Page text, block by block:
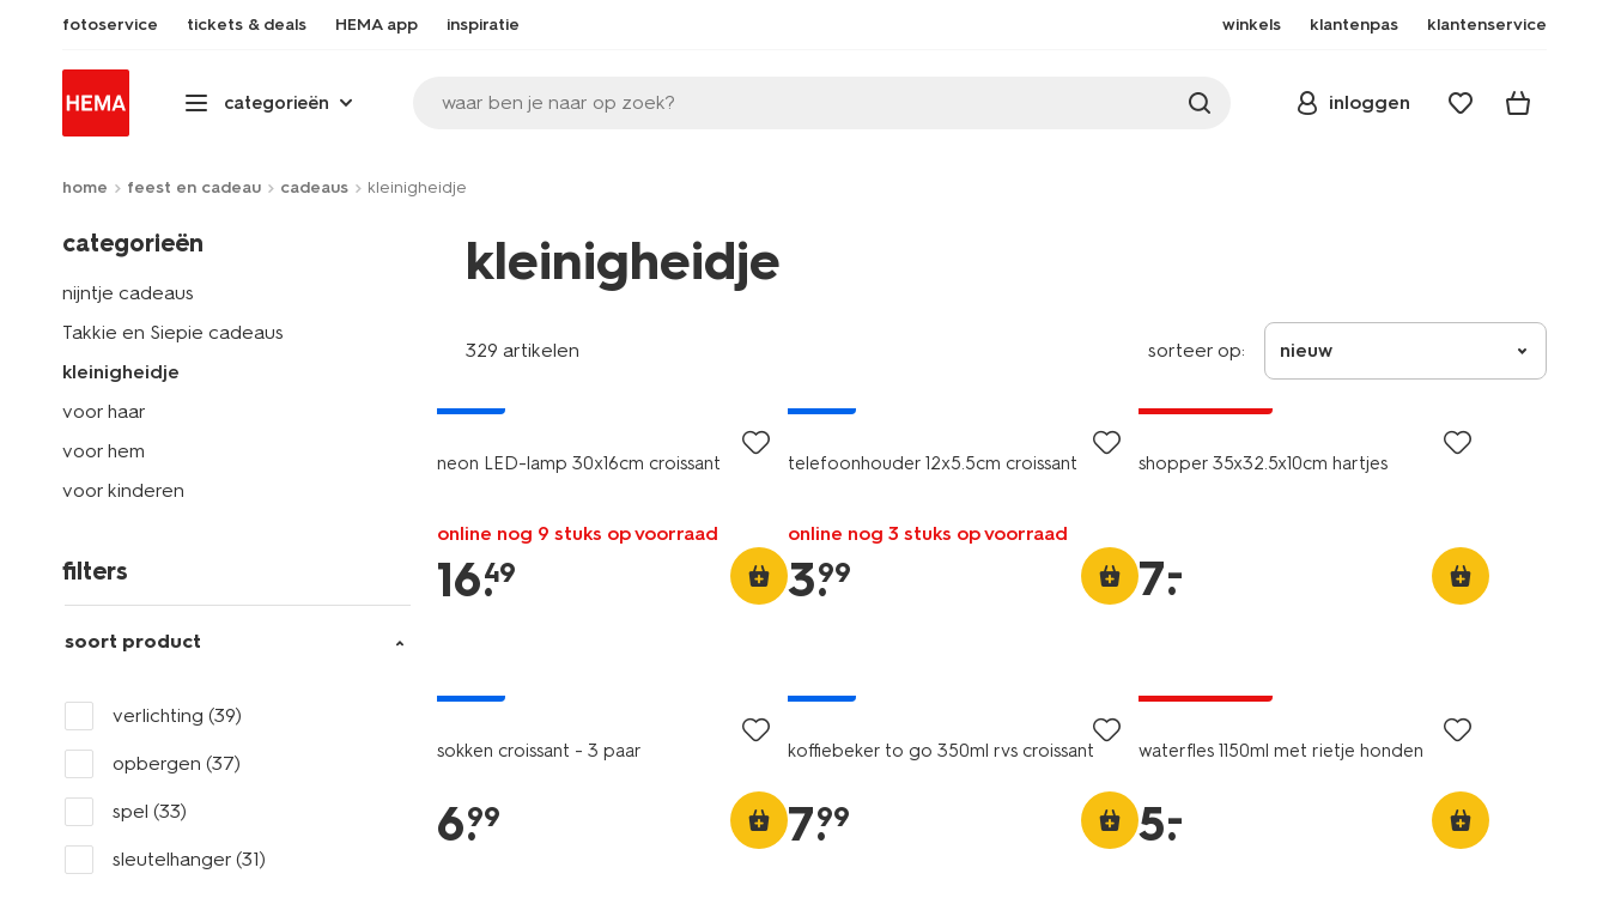
fotoservice tickets & deals HEMA app inspiratie winkels klantenpas klantenservice
categorieën waar ben je naar op zoek? inloggen
home feest en cadeau cadeaus kleinigheidje
categorieën
nijntje cadeaus
Takkie en Siepie cadeaus
kleinigheidje
voor haar
voor hem
voor kinderen
filters
soort product
verlichting (39)
opbergen (37)
spel (33)
sleutelhanger (31)
kleinigheidje
329 artikelen sorteer op: nieuw
neon LED-lamp 30x16cm croissant
online nog 9 stuks op voorraad
16.
49
telefoonhouder 12x5.5cm croissant
online nog 3 stuks op voorraad
3.
99
nieuw
shopper 35x32.5x10cm hartjes
7.
–
sokken croissant - 3 paar
6.
99
koffiebeker to go 350ml rvs croissant
7.
99
waterfles 1150ml met rietje honden
5.
–